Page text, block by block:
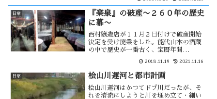
ろうか？現在は風邪の進行中で・・・
日常
『楽泉』の破産〜２６０年の歴史
に幕〜
西村醸造店が１１月２日付けで破産開始
決定を受け廃業をした。能代山本の酒蔵
の中で歴史が一番古く、宝暦年間
近江商人系の酒が広まり、能代にも北前
船によって運ばれた。秋田県では珍しい
近江系の酒蔵です。歴史の古い酒蔵がな
ぜ・・
2018.11.19 2021.11.16
日常 桧山川運河と都市計画
桧山川運河はかつてドブ川だったが、そ
れを清流にしようと川を埋め立て・細い